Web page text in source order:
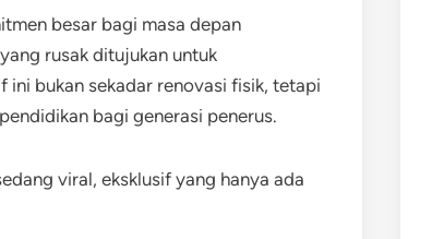
besar bagi masa depan
rusak ditujukan untuk
bukan sekadar renovasi fisik, tetapi
bagi generasi penerus.
viral, eksklusif yang hanya ada